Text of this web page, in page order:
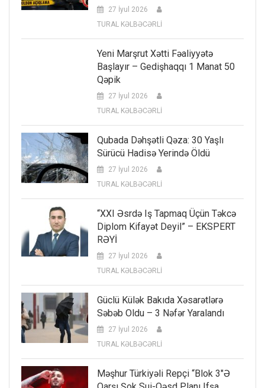
27 İyul 2026
TURAL KƏLBƏCƏRLİ
Yeni Marşrut Xətti Fəaliyyətə
Başlayır – Gedişhaqqı 1 Manat 50
Qəpik
27 İyul 2026
TURAL KƏLBƏCƏRLİ
Qubada Dəhşətli Qəza: 30 Yaşlı
Sürücü Hadisə Yerində Öldü
27 İyul 2026
TURAL KƏLBƏCƏRLİ
“XXI Əsrdə Iş Tapmaq Üçün Təkcə
Diplom Kifayət Deyil” – EKSPERT
RƏYİ
27 İyul 2026
TURAL KƏLBƏCƏRLİ
Güclü Külək Bakıda Xəsarətlərə
Səbəb Oldu – 3 Nəfər Yaralandı
27 İyul 2026
TURAL KƏLBƏCƏRLİ
Məşhur Türkiyəli Repçi “Blok 3″ə